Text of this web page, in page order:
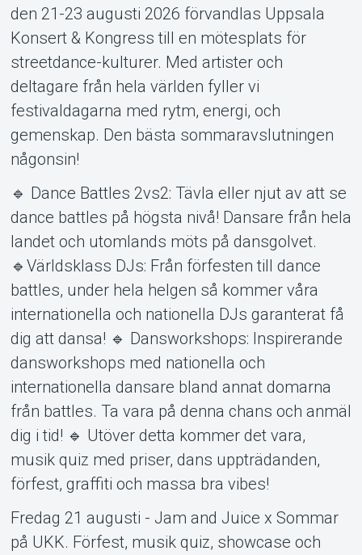
Om Tickster
den 21-23 augusti 2026 förvandlas Uppsala
Konsert & Kongress till en mötesplats för
streetdance-kulturer. Med artister och
deltagare från hela världen fyller vi
festivaldagarna med rytm, energi, och
gemenskap. Den bästa sommaravslutningen
någonsin!
🔹 Dance Battles 2vs2: Tävla eller njut av att se
dance battles på högsta nivå! Dansare från hela
landet och utomlands möts på dansgolvet.
🔹Världsklass DJs: Från förfesten till dance
battles, under hela helgen så kommer våra
internationella och nationella DJs garanterat få
dig att dansa! 🔹 Dansworkshops: Inspirerande
dansworkshops med nationella och
internationella dansare bland annat domarna
från battles. Ta vara på denna chans och anmäl
dig i tid! 🔹 Utöver detta kommer det vara,
musik quiz med priser, dans uppträdanden,
förfest, graffiti och massa bra vibes!
Fredag 21 augusti - Jam and Juice x Sommar
på UKK. Förfest, musik quiz, showcase och